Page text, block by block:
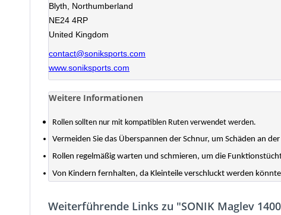
Blyth, Northumberland
NE24 4RP
United Kingdom
contact@soniksports.com
www.soniksports.com
Weitere Informationen
Rollen sollten nur mit kompatiblen Ruten verwendet werden.
Vermeiden Sie das Überspannen der Schnur, um Schäden an
Rollen regelmäßig warten und schmieren, um die
Von Kindern fernhalten, da Kleinteile verschluckt werden
Weiterführende Links zu "SONIK Maglev